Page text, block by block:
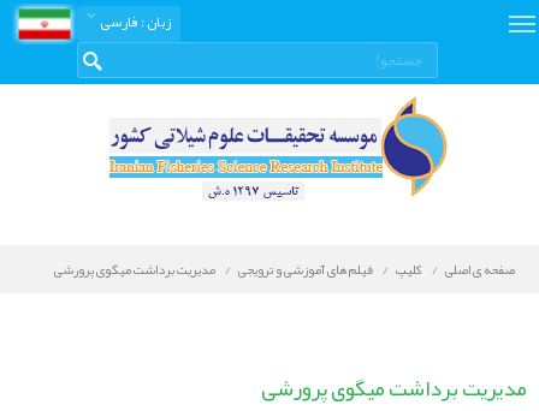
زبان: فارسی
صفحه ی اصلی کلیپ فیلم های آموزشی و ترویجی مدیریت برداشت میگوی پرورشی
مدیریت برداشت میگوی پرورشی